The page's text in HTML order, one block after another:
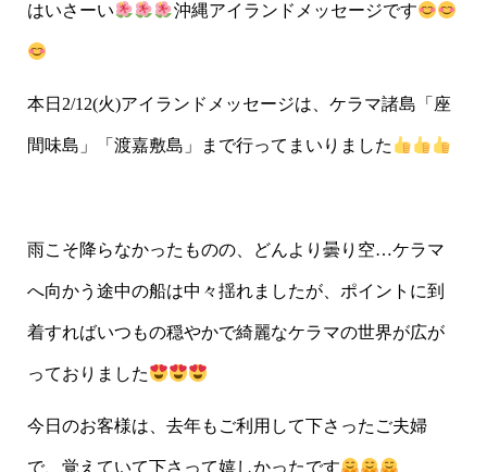
はいさーい 沖縄アイランドメッセージです
本日2/12(火)アイランドメッセージは、ケラマ諸島「座
間味島」「渡嘉敷島」まで行ってまいりました
雨こそ降らなかったものの、どんより曇り空…ケラマ
へ向かう途中の船は中々揺れましたが、ポイントに到
着すればいつもの穏やかで綺麗なケラマの世界が広が
っておりました
今日のお客様は、去年もご利用して下さったご夫婦
で、覚えていて下さって嬉しかったです